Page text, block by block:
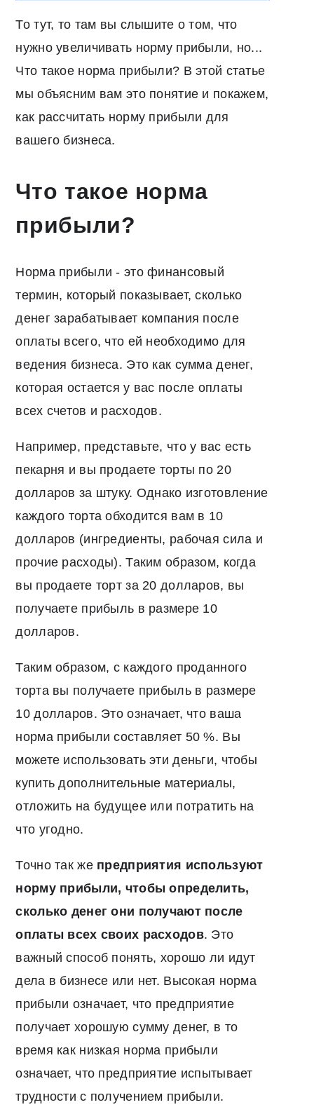
То тут, то там вы слышите о том, что
нужно увеличивать норму прибыли, но...
Что такое норма прибыли? В этой статье
мы объясним вам это понятие и покажем,
как рассчитать норму прибыли для
вашего бизнеса.
Что такое норма
прибыли?
Норма прибыли - это финансовый
термин, который показывает, сколько
денег зарабатывает компания после
оплаты всего, что ей необходимо для
ведения бизнеса. Это как сумма денег,
которая остается у вас после оплаты
всех счетов и расходов.
Например, представьте, что у вас есть
пекарня и вы продаете торты по 20
долларов за штуку. Однако изготовление
каждого торта обходится вам в 10
долларов (ингредиенты, рабочая сила и
прочие расходы). Таким образом, когда
вы продаете торт за 20 долларов, вы
получаете прибыль в размере 10
долларов.
Таким образом, с каждого проданного
торта вы получаете прибыль в размере
10 долларов. Это означает, что ваша
норма прибыли составляет 50 %. Вы
можете использовать эти деньги, чтобы
купить дополнительные материалы,
отложить на будущее или потратить на
что угодно.
Точно так же предприятия используют
норму прибыли, чтобы определить,
сколько денег они получают после
оплаты всех своих расходов. Это
важный способ понять, хорошо ли идут
дела в бизнесе или нет. Высокая норма
прибыли означает, что предприятие
получает хорошую сумму денег, в то
время как низкая норма прибыли
означает, что предприятие испытывает
трудности с получением прибыли.